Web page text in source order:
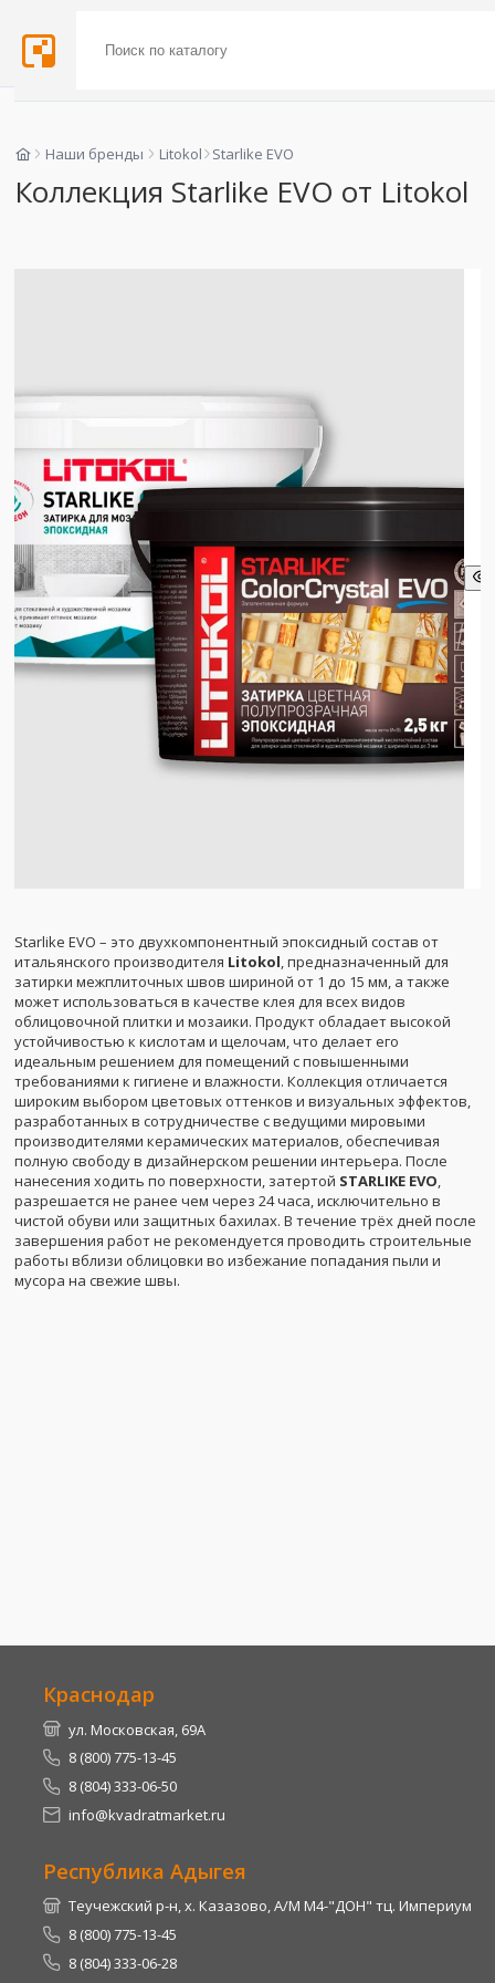
Наши бренды Litokol Starlike EVO
Коллекция Starlike EVO от Litokol
Starlike EVO – это двухкомпонентный эпоксидный состав от
итальянского производителя Litokol , предназначенный для
затирки межплиточных швов шириной от 1 до 15 мм, а также
может использоваться в качестве клея для всех видов
облицовочной плитки и мозаики. Продукт обладает высокой
устойчивостью к кислотам и щелочам, что делает его
идеальным решением для помещений с повышенными
требованиями к гигиене и влажности. Коллекция отличается
широким выбором цветовых оттенков и визуальных эффектов,
разработанных в сотрудничестве с ведущими мировыми
производителями керамических материалов, обеспечивая
полную свободу в дизайнерском решении интерьера. После
нанесения ходить по поверхности, затертой STARLIKE EVO
разрешается не ранее чем через 24 часа, исключительно в
чистой обуви или защитных бахилах. В течение трёх дней после
завершения работ не рекомендуется проводить строительные
работы вблизи облицовки во избежание попадания пыли и
мусора на свежие швы.
Краснодар
ул. Московская, 69А
8 (800) 775-13-45
8 (804) 333-06-50
info@kvadratmarket.ru
Республика Адыгея
Теучежский р-н, х. Казазово, А/М М4-"ДОН" тц. Империум
8 (800) 775-13-45
8 (804) 333-06-28